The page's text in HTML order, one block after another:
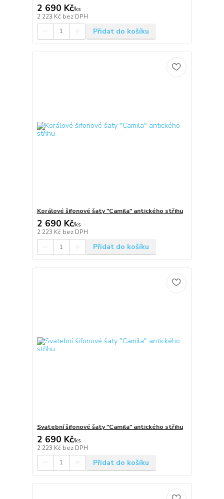
2 690 Kč/ks
2 223 Kč bez DPH
Přidat do košíku
Korálové šifonové šaty "Camila" antického střihu
2 690 Kč/ks
2 223 Kč bez DPH
Přidat do košíku
Svatební šifonové šaty "Camila" antického střihu
2 690 Kč/ks
2 223 Kč bez DPH
Přidat do košíku